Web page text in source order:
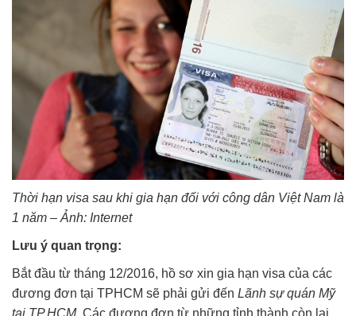
Thời hạn visa sau khi gia hạn đối với công dân Việt Nam là
1 năm – Ảnh: Internet
Lưu ý quan trọng:
Bắt đầu từ tháng 12/2016, hồ sơ xin gia hạn visa của các
đương đơn tại TPHCM sẽ phải gửi đến Lãnh sự quán Mỹ